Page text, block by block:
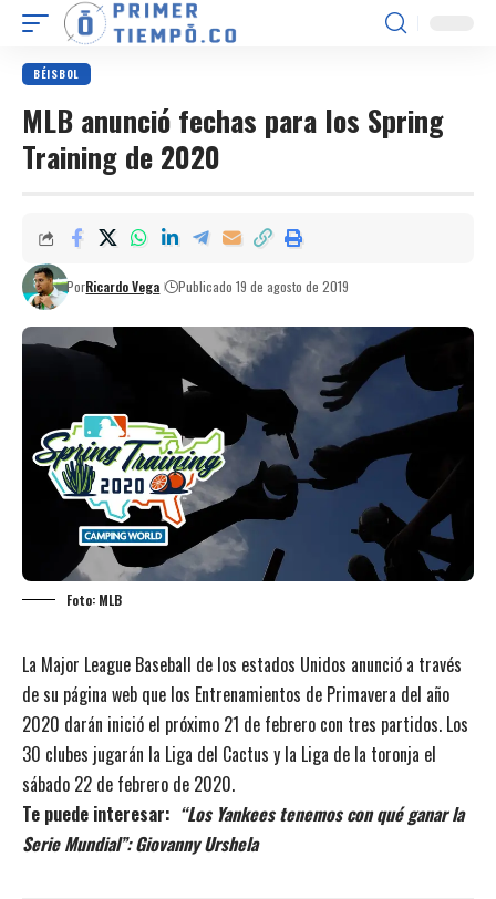
BÉISBOL
MLB anunció fechas para los Spring
Training de 2020
PorRicardo Vega Publicado 19 de agosto de 2019
Foto: MLB
La Major League Baseball de los estados Unidos anunció a través
de su página web que los Entrenamientos de Primavera del año
2020 darán inició el próximo 21 de febrero con tres partidos. Los
30 clubes jugarán la Liga del Cactus y la Liga de la toronja el
sábado 22 de febrero de 2020.
Te puede interesar: “Los Yankees tenemos con qué ganar la
Serie Mundial”: Giovanny Urshela